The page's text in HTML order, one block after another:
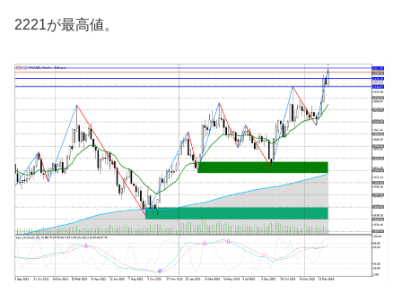
2221が最高値。